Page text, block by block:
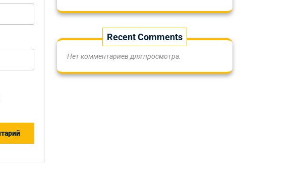
Recent Comments
Нет комментариев для просмотра.